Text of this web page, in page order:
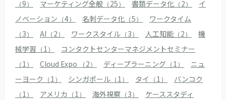
（9） マーケティング全般（25） 書類データ化（2）
イ
ノベーション（4）
名刺データ化（5）
ワークタイム
（3）
AI（2） ワークスタイル（3） 人工知能（2）
機
械学習（1）
コンタクトセンターマネジメントセミナー
（1）
Cloud Expo （2） ディープラーニング（1）
ニュ
ーヨーク（1）
シンガポール（1） タイ（1）
バンコク
（1）
アメリカ（1） 海外視察（3）
ケーススタディ